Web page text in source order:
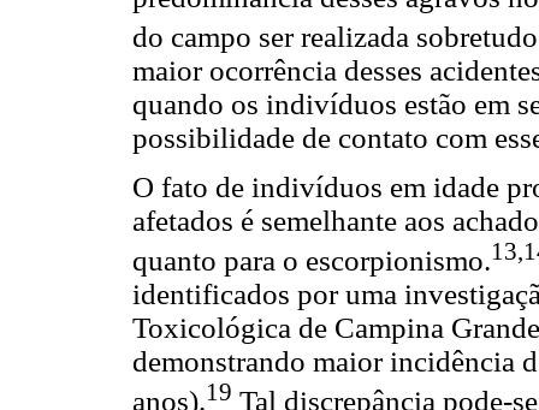
do campo ser realizada
maior ocorrência desses
quando os indivíduos estão em
possibilidade de contato com
O fato de indivíduos em idade
afetados é semelhante aos
quanto para o escorpionismo.
identificados por uma
Toxicológica de Campina
demonstrando maior incidência
anos).19 Tal discrepância pode-